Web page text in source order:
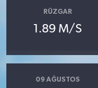
RÜZGAR
1.89 M/S
09 AĞUSTOS